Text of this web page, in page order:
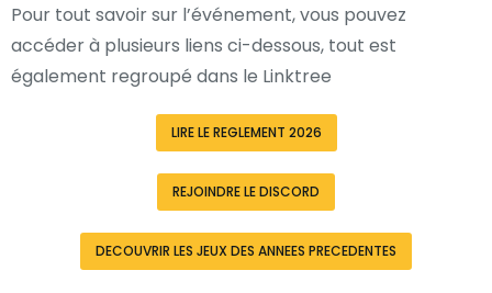
Pour tout savoir sur l’événement, vous pouvez
accéder à plusieurs liens ci-dessous, tout est
également regroupé dans le Linktree
LIRE LE REGLEMENT 2026
REJOINDRE LE DISCORD
DECOUVRIR LES JEUX DES ANNEES PRECEDENTES